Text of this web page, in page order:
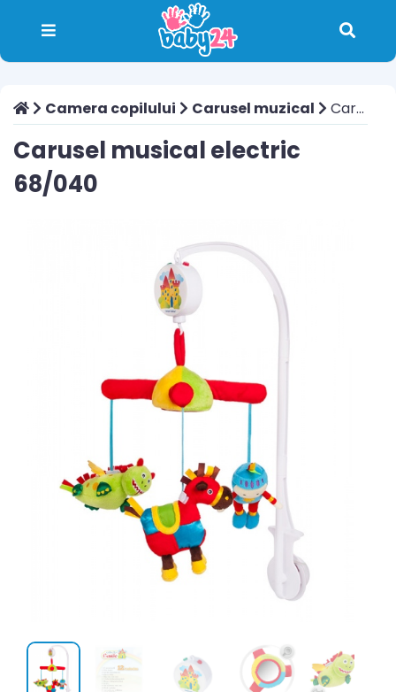
Camera copilului Carusel muzical Carusel musical electric 68/040
Carusel musical electric
68/040